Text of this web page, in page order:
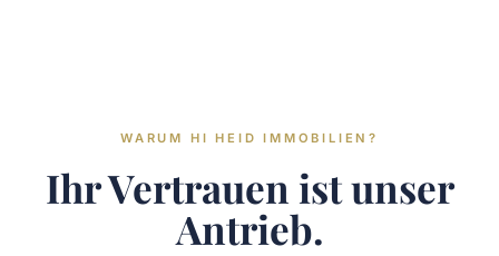
WARUM HI HEID IMMOBILIEN?
Ihr Vertrauen ist unser
Antrieb.